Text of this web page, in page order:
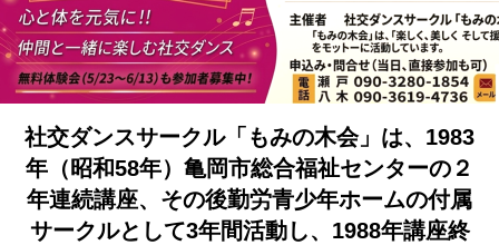
社交ダンスサークル「もみの木会」は、1983
年（昭和58年）亀岡市総合福祉センターの２
年連続講座、その後勤労青少年ホームの付属
サークルとして3年間活動し、1988年講座終